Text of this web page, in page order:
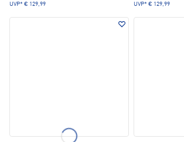
UVP* € 129,99 UVP* € 129,99